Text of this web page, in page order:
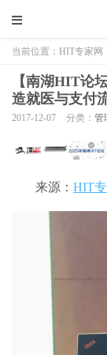
当前位置： HIT专家网
【南湖HIT论
造就医与支付
2017-12-07 分类： 管
来源： HIT